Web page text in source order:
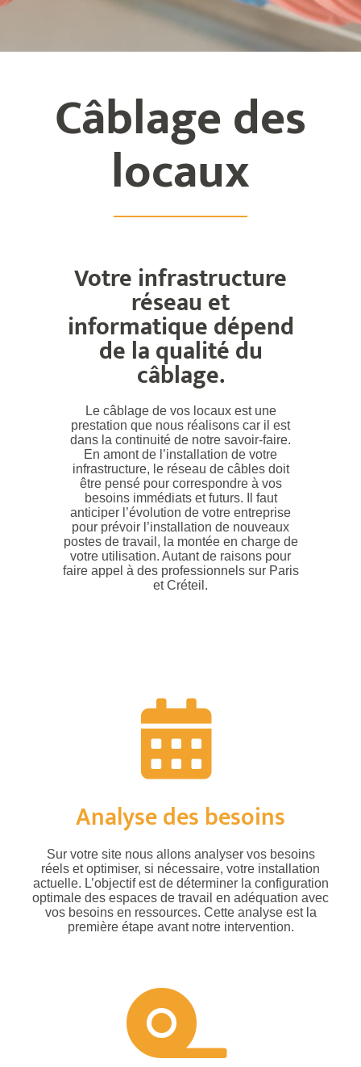
Câblage des
locaux
Votre infrastructure
réseau et
informatique dépend
de la qualité du
câblage.
Le câblage de vos locaux est une
prestation que nous réalisons car il est
dans la continuité de notre savoir-faire.
En amont de l’installation de votre
infrastructure, le réseau de câbles doit
être pensé pour correspondre à vos
besoins immédiats et futurs. Il faut
anticiper l’évolution de votre entreprise
pour prévoir l’installation de nouveaux
postes de travail, la montée en charge de
votre utilisation. Autant de raisons pour
faire appel à des professionnels sur Paris
et Créteil.
Analyse des besoins
Sur votre site nous allons analyser vos besoins
réels et optimiser, si nécessaire, votre installation
actuelle. L’objectif est de déterminer la configuration
optimale des espaces de travail en adéquation avec
vos besoins en ressources. Cette analyse est la
première étape avant notre intervention.